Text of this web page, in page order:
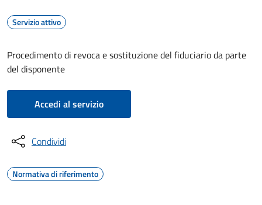
Servizio attivo
Procedimento di revoca e sostituzione del fiduciario da parte
del disponente
Accedi al servizio
Condividi
Normativa di riferimento